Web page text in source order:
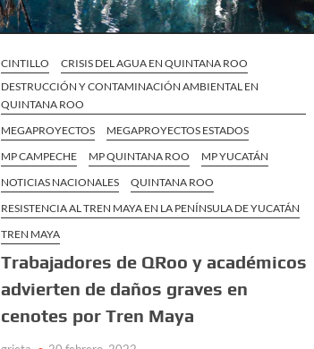
CINTILLO
CRISIS DEL AGUA EN QUINTANA ROO
DESTRUCCIÓN Y CONTAMINACIÓN AMBIENTAL EN
QUINTANA ROO
MEGAPROYECTOS
MEGAPROYECTOS ESTADOS
MP CAMPECHE
MP QUINTANA ROO
MP YUCATÁN
NOTICIAS NACIONALES
QUINTANA ROO
RESISTENCIA AL TREN MAYA EN LA PENÍNSULA DE YUCATÁN
TREN MAYA
Trabajadores de QRoo y académicos
advierten de daños graves en
cenotes por Tren Maya